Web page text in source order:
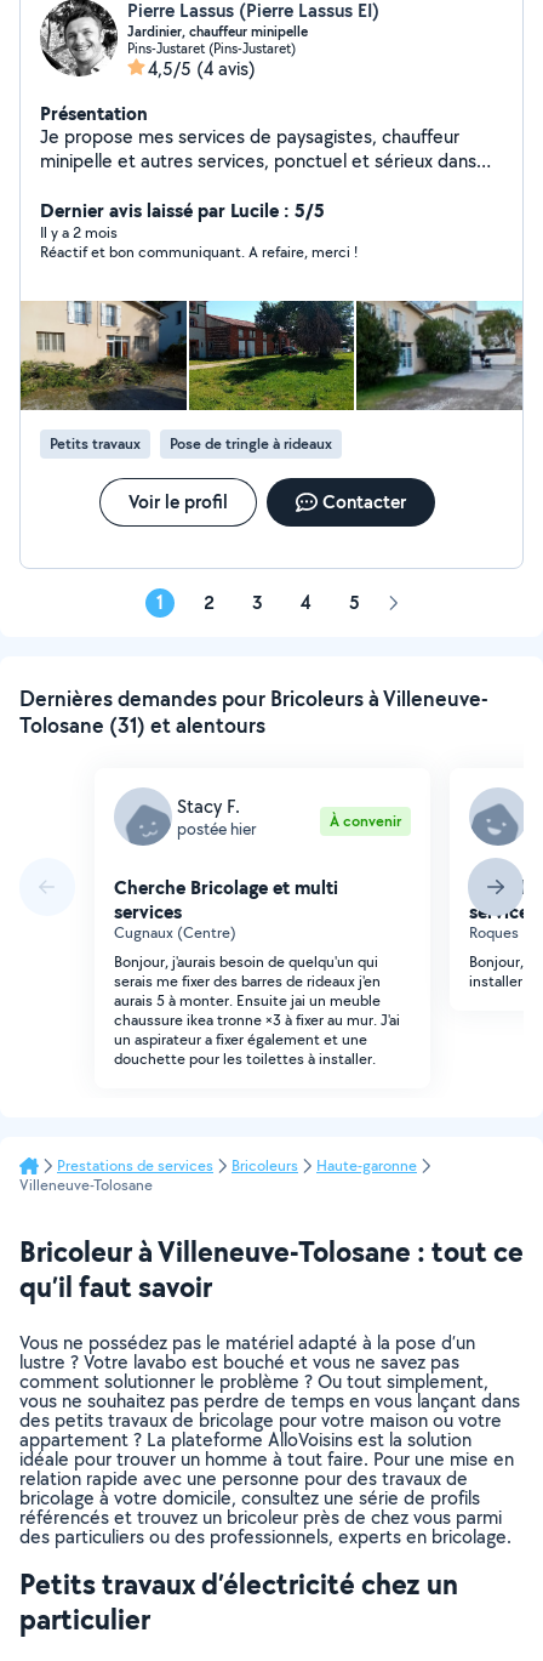
Pierre Lassus (Pierre Lassus EI)
Jardinier, chauffeur minipelle
Pins-Justaret (Pins-Justaret)
4,5/5 (4 avis)
Présentation
Je propose mes services de paysagistes, chauffeur
minipelle et autres services, ponctuel et sérieux dans
Dernier avis laissé par Lucile : 5/5
Il y a 2 mois
Réactif et bon communiquant. A refaire, merci !
Petits travaux Pose de tringle à rideaux
Voir le profil Contacter
1 2 3 4 5 Page
Dernières demandes pour Bricoleurs à Villeneuve-
Tolosane (31) et alentours
Stacy F.
postée hier À convenir
Cherche Bricolage et multi
services
Cugnaux (Centre)
Bonjour, j'aurais besoin de quelqu'un qui
serais me fixer des barres de rideaux j'en
aurais 5 à monter. Ensuite jai un meuble
chaussure ikea tronne ×3 à fixer au mur. J'ai
un aspirateur a fixer également et une
douchette pour les toilettes à installer.
services
Roques
Bonjour,
installer
Prestations de services Bricoleurs
Haute-garonne
Villeneuve-Tolosane
Bricoleur à Villeneuve-Tolosane : tout ce
qu’il faut savoir
Vous ne possédez pas le matériel adapté à la pose d’un
lustre ? Votre lavabo est bouché et vous ne savez pas
comment solutionner le problème ? Ou tout simplement,
vous ne souhaitez pas perdre de temps en vous lançant dans
des petits travaux de bricolage pour votre maison ou votre
appartement ? La plateforme AlloVoisins est la solution
idéale pour trouver un homme à tout faire. Pour une mise en
relation rapide avec une personne pour des travaux de
bricolage à votre domicile, consultez une série de profils
référencés et trouvez un bricoleur près de chez vous parmi
des particuliers ou des professionnels, experts en bricolage.
Petits travaux d’électricité chez un
particulier